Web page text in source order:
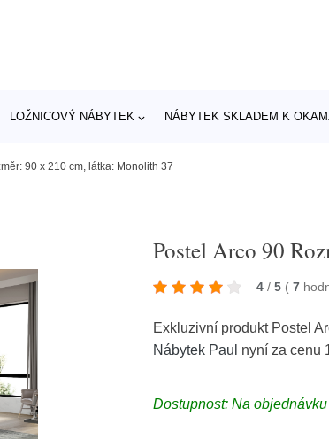
LOŽNICOVÝ NÁBYTEK NÁBYTEK SKLADEM K
90 x 210 cm, látka: Monolith 37
Postel Arco 90
4 / 5 ( 7
Exkluzivní produkt Postel
Nábytek Paul nyní za cenu
Dostupnost: Na objednávku